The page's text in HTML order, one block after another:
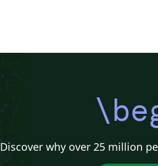
Discover why over 25 million